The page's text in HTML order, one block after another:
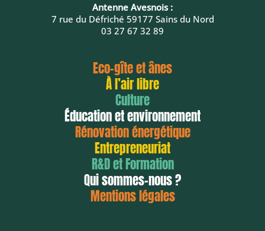
Antenne Avesnois :
7 rue du Défriché 59177 Sains du Nord
03 27 67 32 89
Eco-gîte et ânes
À l’air libre
Culture
Éducation et environnement
Rénovation énergétique
Entrepreneuriat
R&D et Formation
Qui sommes-nous ?
Mentions légales